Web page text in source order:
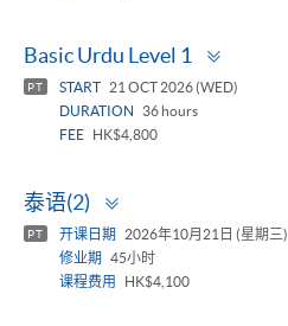
Basic Urdu Level 1
PT START
21 OCT 2026 (WED)
DURATION
36 hours
FEE
HK$4,800
泰语(2)
PT 开课日期
2026年10月21日 (星期三)
修业期
45小时
课程费用
HK$4,100